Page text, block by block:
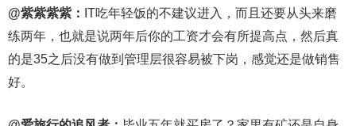
@紫紫紫紫： IT吃年轻饭的不建议进入，而且还要从头来磨
练两年，也就是说两年后你的工资才会有所提高点，然后真
的是35之后没有做到管理层很容易被下岗，感觉还是做销售
好。